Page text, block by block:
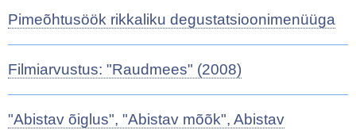
Pimeõhtusöök rikkaliku degustatsioonimenüüga
Filmiarvustus: "Raudmees" (2008)
"Abistav õiglus", "Abistav mõõk", Abistav